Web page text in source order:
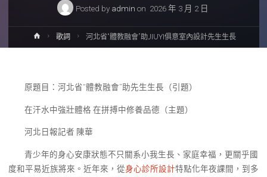
Posted by admin on 2026 年 3 月 2 日
Home歌詞 河北省“體教融會”助JIUYI俱意室內設計先生生長
原題目：河北省“體教融會”助先生生長（引題）
在汗水中強壯體格 在拼搏中修養品德（主題）
河北日報記者 陳華
青少年的身心安康狀態不只關系小我生長、家庭幸福，更關乎國
度和平易近族將來。近年來，從身心診所設計特點化年夜課間，到多